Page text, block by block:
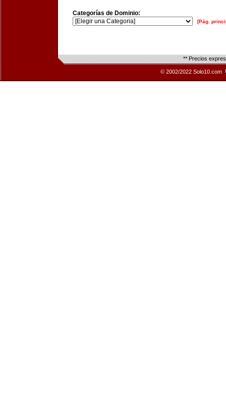
Categorías de Dominio:
[Pág.
** Precios
© 2002/2022 Solo10.com